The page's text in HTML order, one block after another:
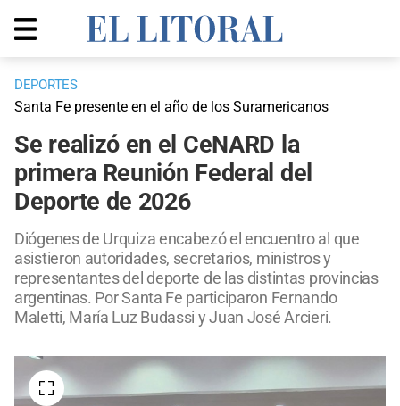
DEPORTES
Santa Fe presente en el año de los Suramericanos
Se realizó en el CeNARD la
primera Reunión Federal del
Deporte de 2026
Diógenes de Urquiza encabezó el encuentro al que
asistieron autoridades, secretarios, ministros y
representantes del deporte de las distintas provincias
argentinas. Por Santa Fe participaron Fernando
Maletti, María Luz Budassi y Juan José Arcieri.